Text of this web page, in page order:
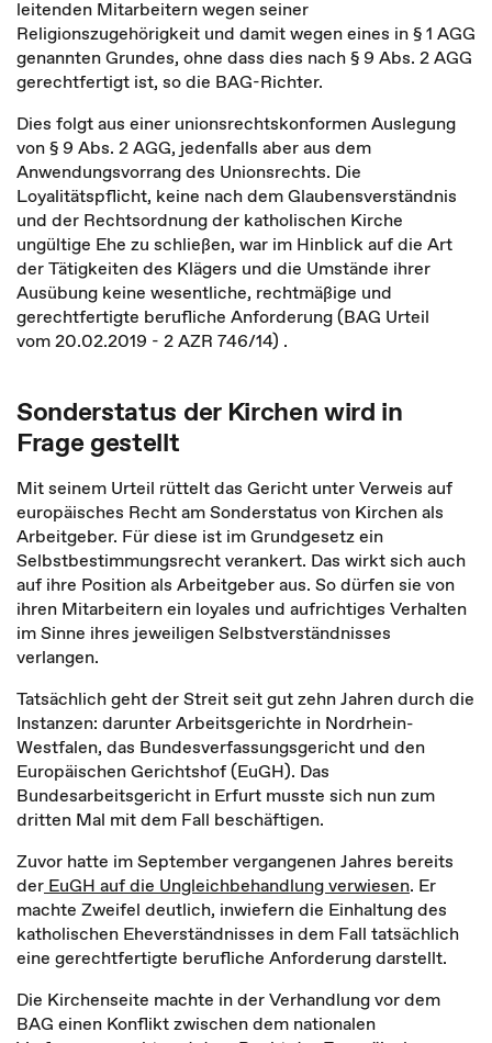
leitenden Mitarbeitern wegen seiner
Religionszugehörigkeit und damit wegen eines in § 1 AGG
genannten Grundes, ohne dass dies nach § 9 Abs. 2 AGG
gerechtfertigt ist, so die BAG-Richter.
Dies folgt aus einer unionsrechtskonformen Auslegung
von § 9 Abs. 2 AGG, jedenfalls aber aus dem
Anwendungsvorrang des Unionsrechts. Die
Loyalitätspflicht, keine nach dem Glaubensverständnis
und der Rechtsordnung der katholischen Kirche
ungültige Ehe zu schließen, war im Hinblick auf die Art
der Tätigkeiten des Klägers und die Umstände ihrer
Ausübung keine wesentliche, rechtmäßige und
gerechtfertigte berufliche Anforderung (BAG Urteil
vom 20.02.2019 - 2 AZR 746/14) .
Sonderstatus der Kirchen wird in
Frage gestellt
Mit seinem Urteil rüttelt das Gericht unter Verweis auf
europäisches Recht am Sonderstatus von Kirchen als
Arbeitgeber. Für diese ist im Grundgesetz ein
Selbstbestimmungsrecht verankert. Das wirkt sich auch
auf ihre Position als Arbeitgeber aus. So dürfen sie von
ihren Mitarbeitern ein loyales und aufrichtiges Verhalten
im Sinne ihres jeweiligen Selbstverständnisses
verlangen.
Tatsächlich geht der Streit seit gut zehn Jahren durch die
Instanzen: darunter Arbeitsgerichte in Nordrhein-
Westfalen, das Bundesverfassungsgericht und den
Europäischen Gerichtshof (EuGH). Das
Bundesarbeitsgericht in Erfurt musste sich nun zum
dritten Mal mit dem Fall beschäftigen.
Zuvor hatte im September vergangenen Jahres bereits
der EuGH auf die Ungleichbehandlung verwiesen. Er
machte Zweifel deutlich, inwiefern die Einhaltung des
katholischen Eheverständnisses in dem Fall tatsächlich
eine gerechtfertigte berufliche Anforderung darstellt.
Die Kirchenseite machte in der Verhandlung vor dem
BAG einen Konflikt zwischen dem nationalen